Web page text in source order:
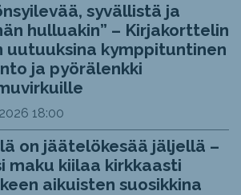
syvällistä ja
hulluakin” – Kirjakorttelin
uutuuksina kymppituntinen
ja pyörälenkki
18:00
on jäätelökesää jäljellä –
maku kiilaa kirkkaasti
aikuisten suosikkina